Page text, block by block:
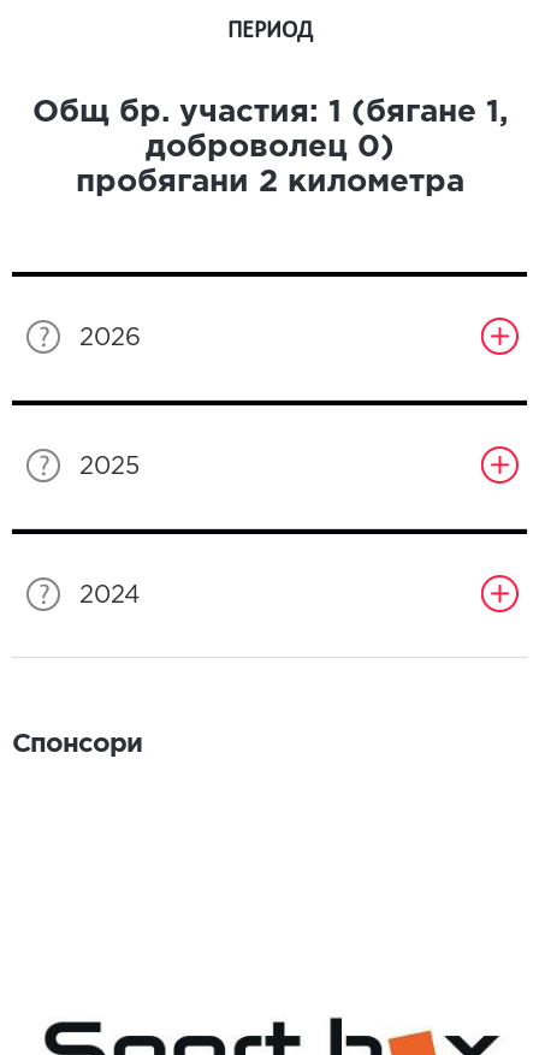
ПЕРИОД
Общ бр. участия: 1 (бягане 1 ,
доброволец 0)
пробягани 2 километра
2026
2025
2024
Спонсори